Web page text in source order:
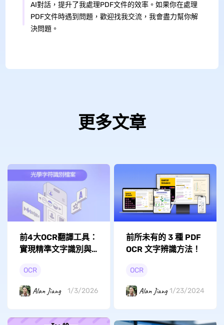
AI對話，提升了我處理PDF文件的效率。如果你在處理
PDF文件時遇到問題，歡迎找我交流，我會盡力幫你解
決問題。
更多文章
前4大OCR翻譯工具：
實現精準文字識別與
OCR
Alan Jiang 1/3/2026
前所未有的 3 種 PDF
OCR 文字辨識方法！
OCR
Alan Jiang 1/23/2024